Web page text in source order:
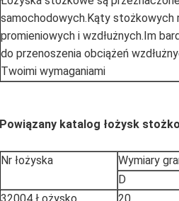
samochodowych.Kąty stożkowych
promieniowych i wzdłużnych.Im
do przenoszenia obciążeń
Twoimi wymaganiami
Powiązany katalog łożysk
Nr łożyska Wymiary
D